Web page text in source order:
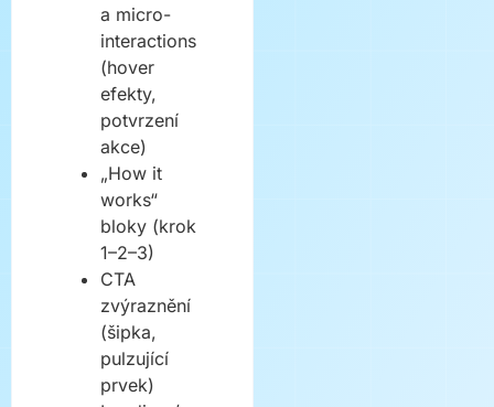
a micro-
interactions
(hover
efekty,
potvrzení
akce)
„How it
works“
bloky (krok
1–2–3)
CTA
zvýraznění
(šipka,
pulzující
prvek)